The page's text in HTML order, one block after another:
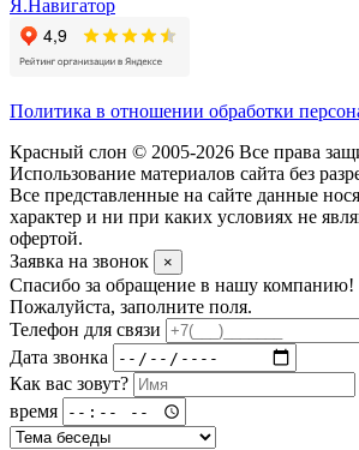
Я.Навигатор
Политика в отношении обработки
Красный слон © 2005-2026 Все права
Использование материалов сайта без
Все представленные на сайте данные
характер и ни при каких условиях не
офертой.
Заявка на звонок
×
Спасибо за обращение в нашу компанию!
Пожалуйста, заполните поля.
Телефон для связи
Дата звонка
Как вас зовут?
время